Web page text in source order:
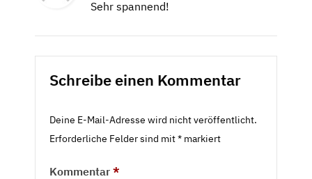
Sehr spannend!
Schreibe einen Kommentar
Deine E-Mail-Adresse wird nicht veröffentlicht.
Erforderliche Felder sind mit* markiert
Kommentar *